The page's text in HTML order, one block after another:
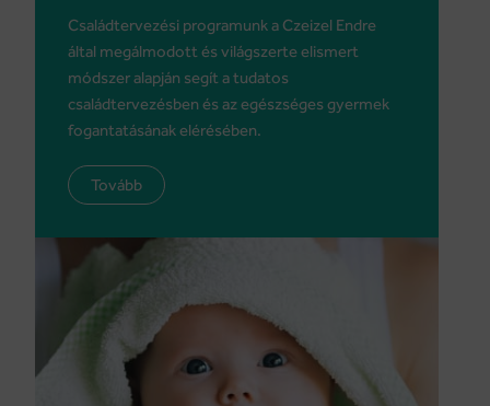
Családtervezési programunk a Czeizel Endre
által megálmodott és világszerte elismert
módszer alapján segít a tudatos
családtervezésben és az egészséges gyermek
fogantatásának elérésében.
Tovább